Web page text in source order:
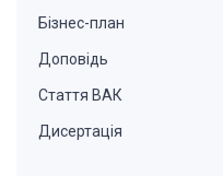
Бізнес-план
Доповідь
Стаття ВАК
Дисертація